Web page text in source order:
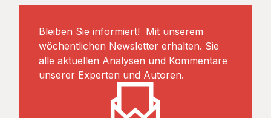
Bleiben Sie informiert! Mit unserem
wöchentlichen Newsletter erhalten. Sie
alle aktuellen Analysen und Kommentare
unserer Experten und Autoren.